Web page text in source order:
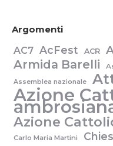
Argomenti
AC7 AcFest ACR
Armida Barelli
Assemblea nazionale
Azione
Azione
Carlo Maria Martini